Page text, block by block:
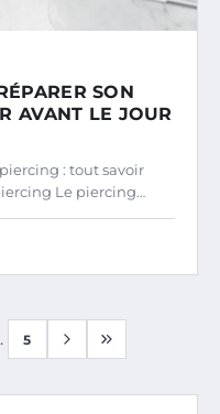
SON
AVANT LE JOUR
: tout savoir
Le piercing…
5